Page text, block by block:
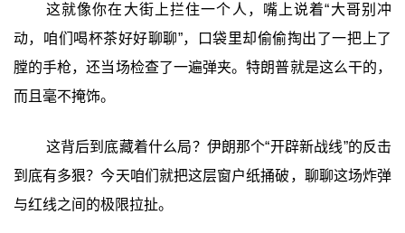
这就像你在大街上拦住一个人，嘴上说着“大哥别冲
动，咱们喝杯茶好好聊聊”，口袋里却偷偷掏出了一把上了
膛的手枪，还当场检查了一遍弹夹。特朗普就是这么干的，
而且毫不掩饰。
这背后到底藏着什么局？伊朗那个“开辟新战线”的反击
到底有多狠？今天咱们就把这层窗户纸捅破，聊聊这场炸弹
与红线之间的极限拉扯。